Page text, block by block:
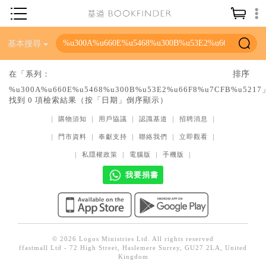
神學／教義
聖經
信仰入門
靈修／禱告
教會事工
分齡牧養
社會／倫理
基本搜尋
在「系列：
%u300A%u660E%u5468%u300B%u53E2%u66F8%u7CFB%u5217
找到 0 項檢索結果（按「日期」倒序顯示）
｜ 購物須知 ｜ 用戶協議 ｜ 認識基道 ｜ 招聘消息 ｜
｜ 門市資料 ｜ 奉獻支持 ｜ 聯絡我們 ｜ 立即觀看 ｜
｜ 私隱權政策 ｜ 電腦版 ｜ 手機版 ｜
我要捐書
© 2026 Logos Ministries Ltd. All rights reserved
ffastmall Ltd - 72 High Street, Haslemere Surrey, GU27 2LA, United
Kingdom